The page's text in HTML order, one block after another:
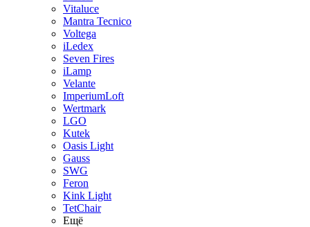
Vitaluce
Mantra Tecnico
Voltega
iLedex
Seven Fires
iLamp
Velante
ImperiumLoft
Wertmark
LGO
Kutek
Oasis Light
Gauss
SWG
Feron
Kink Light
TetСhair
Ещё